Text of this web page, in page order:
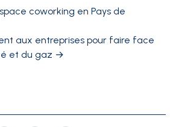
coworking en Pays de
aux entreprises pour faire face
et du gaz →